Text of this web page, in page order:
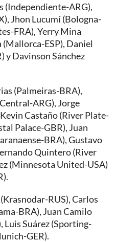
(Independiente-ARG),
Jhon Lucumí (Bologna-
FRA), Yerry Mina
ESP), Daniel
y Davinson Sánchez
(Palmeiras-BRA),
ARG), Jorge
Castaño (River Plate-
Palace-GBR), Juan
BRA), Gustavo
Quintero (River
(Minnesota United-USA)
RUS), Carlos
BRA), Juan Camilo
Luis Suárez (Sporting-
GER).